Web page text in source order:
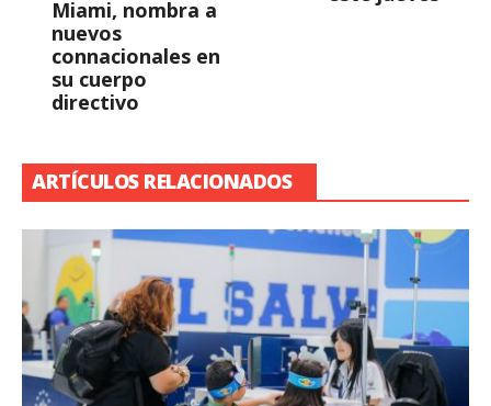
Miami, nombra a
nuevos
connacionales en
su cuerpo
directivo
ARTÍCULOS RELACIONADOS